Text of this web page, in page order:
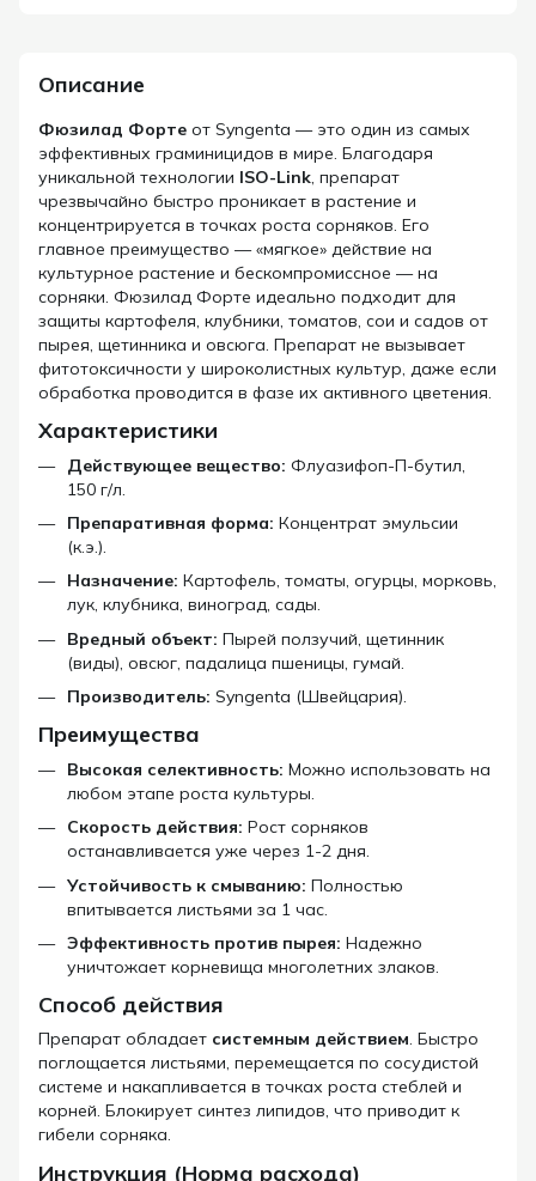
Описание
Фюзилад Форте от Syngenta — это один из самых
эффективных граминицидов в мире. Благодаря
уникальной технологии ISO-Link, препарат
чрезвычайно быстро проникает в растение и
концентрируется в точках роста сорняков. Его
главное преимущество — «мягкое» действие на
культурное растение и бескомпромиссное — на
сорняки. Фюзилад Форте идеально подходит для
защиты картофеля, клубники, томатов, сои и садов от
пырея, щетинника и овсюга. Препарат не вызывает
фитотоксичности у широколистных культур, даже если
обработка проводится в фазе их активного цветения.
Характеристики
Действующее вещество: Флуазифоп-П-бутил,
150 г/л.
Препаративная форма: Концентрат эмульсии
(к.э.).
Назначение: Картофель, томаты, огурцы, морковь,
лук, клубника, виноград, сады.
Вредный объект: Пырей ползучий, щетинник
(виды), овсюг, падалица пшеницы, гумай.
Производитель: Syngenta (Швейцария).
Преимущества
Высокая селективность: Можно использовать на
любом этапе роста культуры.
Скорость действия: Рост сорняков
останавливается уже через 1-2 дня.
Устойчивость к смыванию: Полностью
впитывается листьями за 1 час.
Эффективность против пырея: Надежно
уничтожает корневища многолетних злаков.
Способ действия
Препарат обладает системным действием. Быстро
поглощается листьями, перемещается по сосудистой
системе и накапливается в точках роста стеблей и
корней. Блокирует синтез липидов, что приводит к
гибели сорняка.
Инструкция (Норма расхода)